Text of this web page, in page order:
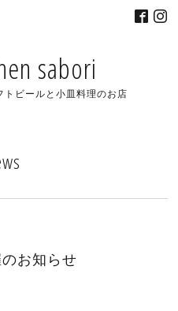
sabori
ビールと小皿料理のお店
お知らせ